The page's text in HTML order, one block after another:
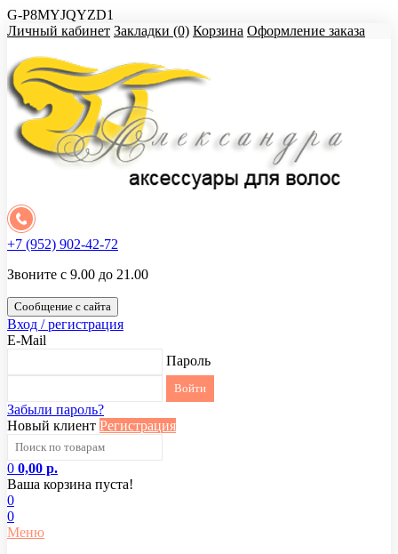
G-P8MYJQYZD1
Личный кабинет Закладки (0) Корзина Оформление заказа
+7 (952) 902-42-72
Звоните с 9.00 до 21.00
Сообщение с сайта
Вход / регистрация
E-Mail
Пароль
Забыли пароль?
Новый клиент Регистрация
0 0,00 р.
Ваша корзина пуста!
0
0
Меню